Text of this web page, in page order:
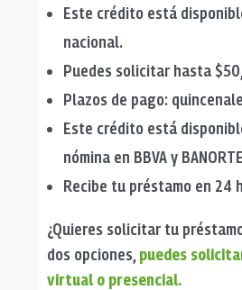
Este crédito está
nacional.
Puedes solicitar hasta
Plazos de pago:
Este crédito está
nómina en BBVA y
Recibe tu préstamo en 24
¿Quieres solicitar tu
dos opciones, puedes
virtual o presencial.